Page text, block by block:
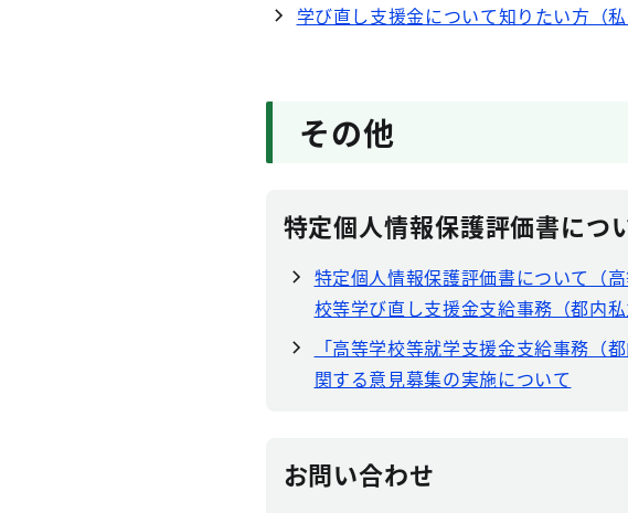
学び直し支援金について知りたい方（私
その他
特定個人情報保護評価書につ
特定個人情報保護評価書について（
校等学び直し支援金支給事務（都内
「高等学校等就学支援金支給事務（
関する意見募集の実施について
お問い合わせ